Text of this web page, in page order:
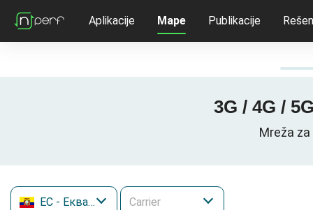
Aplikacije Mape Publikacije
3G / 4G /
Mreža
EC - Еквадор